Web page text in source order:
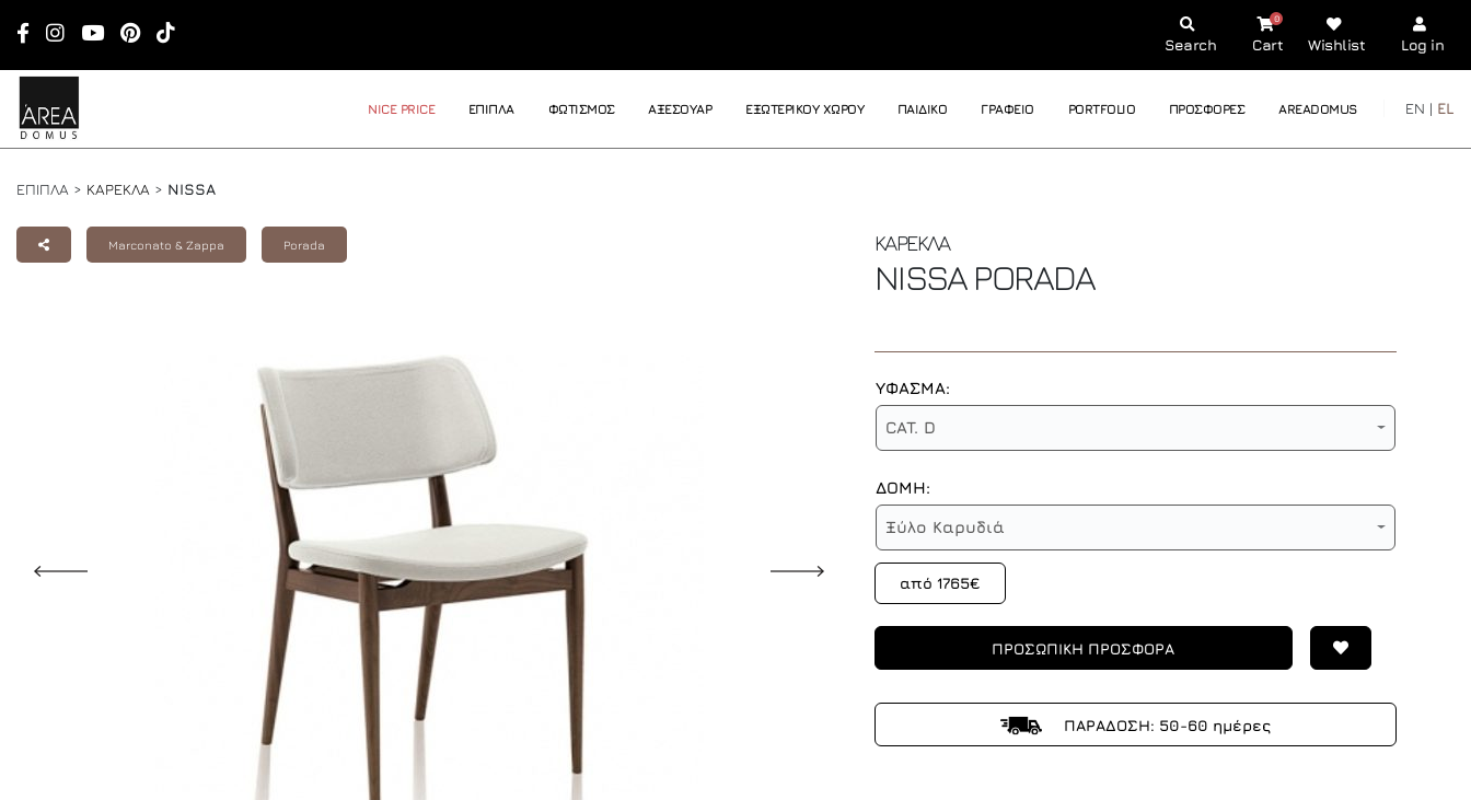
Search Cart
0
Wishlist Log in
NICE PRICE ΕΠΙΠΛΑ ΦΩΤΙΣΜΟΣ ΑΞΕΣΟΥΑΡ ΕΞΩΤΕΡΙΚΟΥ ΧΩΡΟΥ ΠΑΙΔΙΚΟ ΓΡΑΦΕΙΟ PORTFOLIO ΠΡΟΣΦΟΡΕΣ AREADOMUS EN | EL
ΕΠΙΠΛΑ > ΚΑΡΕΚΛΑ > NISSA
Marconato & Zappa Porada ΚΑΡΕΚΛΑ
NISSA PORADA
ΥΦΑΣΜΑ:
CAT. D
ΔΟΜΗ:
Ξύλο Καρυδιά
από 1765€
ΠΡΟΣΩΠΙΚΗ ΠΡΟΣΦΟΡΑ
ΠΑΡΑΔΟΣΗ: 50-60 ημέρες